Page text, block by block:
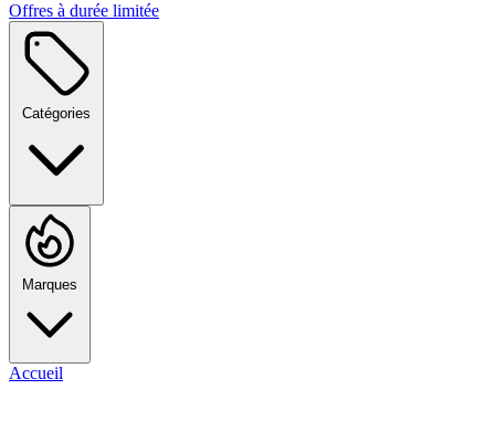
Offres à durée limitée
Catégories
Marques
Accueil